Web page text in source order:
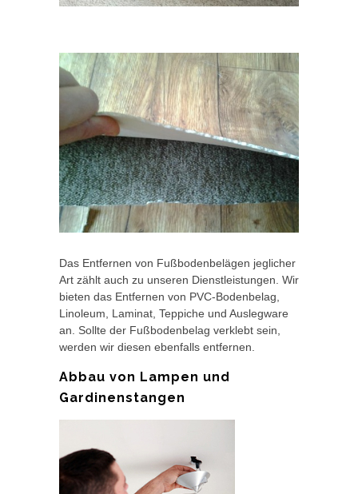
Das Entfernen von Fußbodenbelägen jeglicher
Art zählt auch zu unseren Dienstleistungen. Wir
bieten das Entfernen von PVC-Bodenbelag,
Linoleum, Laminat, Teppiche und Auslegware
an. Sollte der Fußbodenbelag verklebt sein,
werden wir diesen ebenfalls entfernen.
Abbau von Lampen und
Gardinenstangen